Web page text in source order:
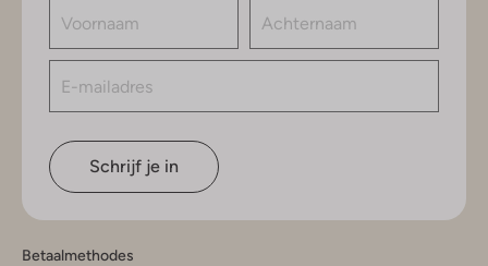
Schrijf je in
Betaalmethodes